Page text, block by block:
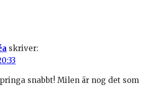
skriver:
snabbt! Milen är nog det som